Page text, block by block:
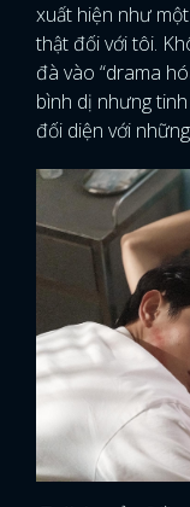
xuất hiện như
thật đối với tôi.
đà vào “drama
bình dị nhưng
đối diện với